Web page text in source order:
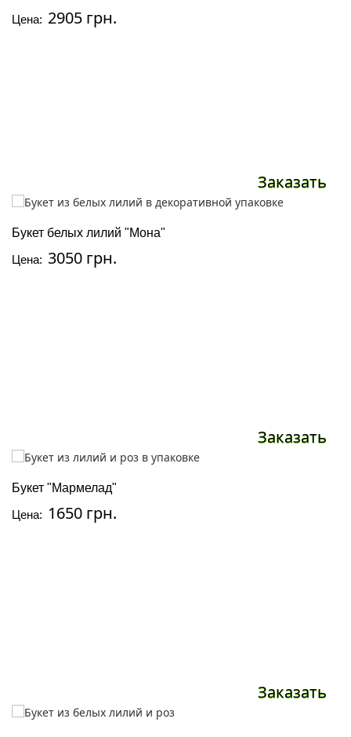
Цена: 2905 грн.
Заказать
Букет белых лилий "Мона"
Цена: 3050 грн.
Заказать
Букет "Мармелад"
Цена: 1650 грн.
Заказать